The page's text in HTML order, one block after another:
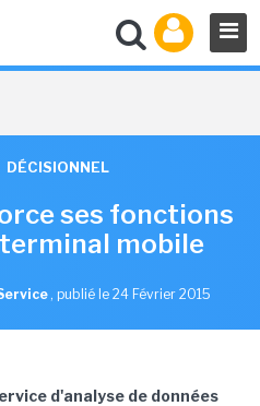
DÉCISIONNEL
ses fonctions
mobile
, publié le 24 Février 2015
d'analyse de données